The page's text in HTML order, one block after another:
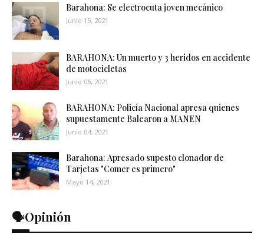
Barahona: Se electrocuta joven mecánico
Junio 15, 2021
BARAHONA: Un muerto y 3 heridos en accidente
de motocicletas
Junio 06, 2021
BARAHONA: Policía Nacional apresa quienes
supuestamente Balearon a MANEN
Junio 04, 2021
Barahona: Apresado supesto clonador de
Tarjetas "Comer es primero"
Mayo 14, 2021
🗣️Opinión